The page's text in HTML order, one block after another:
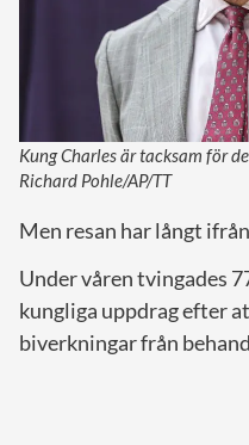
Kung Charles är tacksam för
Richard Pohle/AP/TT
Men resan har långt
Under våren tvingades
kungliga uppdrag efter
biverkningar från